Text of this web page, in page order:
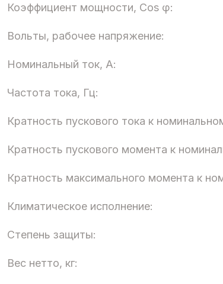
Коэффициент мощности, Cos φ:
Вольты, рабочее напряжение:
Номинальный ток, А:
Частота тока, Гц:
Кратность пускового тока к
Кратность пускового момента к
Кратность максимального момента к
Климатическое исполнение:
Степень защиты:
Вес нетто, кг: